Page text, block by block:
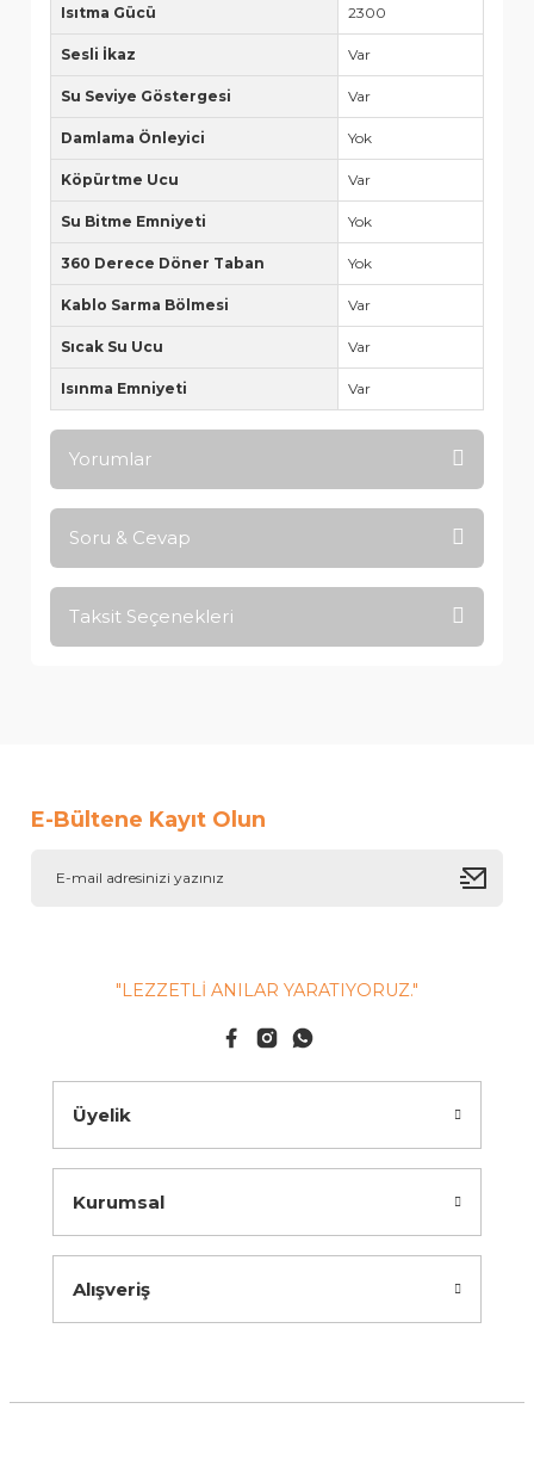
Isıtma Gücü 2300
Sesli İkaz Var
Su Seviye Göstergesi Var
Damlama Önleyici Yok
Köpürtme Ucu Var
Su Bitme Emniyeti Yok
360 Derece Döner Taban Yok
Kablo Sarma Bölmesi Var
Sıcak Su Ucu Var
Isınma Emniyeti Var
Yorumlar
Bu ürüne ilk yorumu siz yapın!
Soru & Cevap
Taksit Seçenekleri
E-Bültene Kayıt Olun
"LEZZETLİ ANILAR YARATIYORUZ."
Üyelik
Kurumsal
Alışveriş